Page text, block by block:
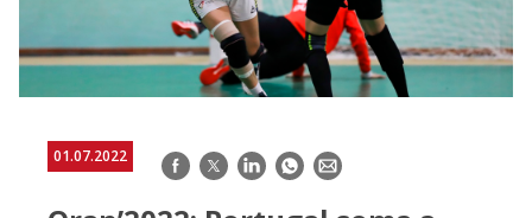
01.07.2022 Facebook
TwitterLinkedInWhatsApp
E-